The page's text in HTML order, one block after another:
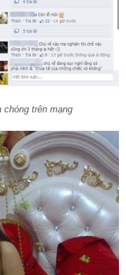
chóng trên mạng